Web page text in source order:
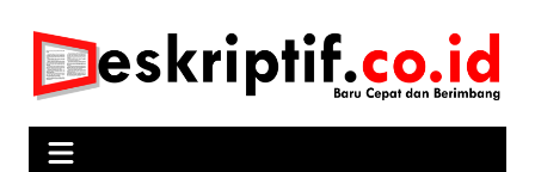
content